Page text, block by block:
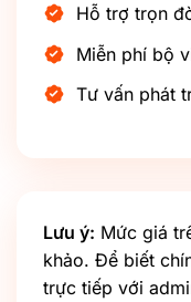
Hỗ trợ trọn
Miễn phí bộ
Tư vấn phát
Lưu ý: Mức giá
khảo. Để biết
trực tiếp với